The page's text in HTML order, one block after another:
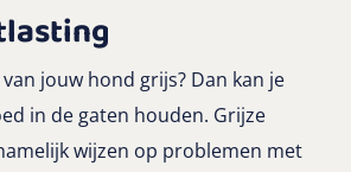
jouw hond grijs? Dan kan je
in de gaten houden. Grijze
wijzen op problemen met